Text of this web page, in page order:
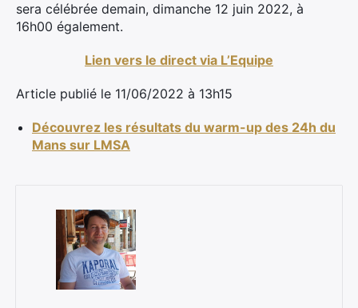
sera célébrée demain, dimanche 12 juin 2022, à
16h00 également.
Lien vers le direct via L’Equipe
Article publié le 11/06/2022 à 13h15
Découvrez les résultats du warm-up des 24h du
Mans sur LMSA